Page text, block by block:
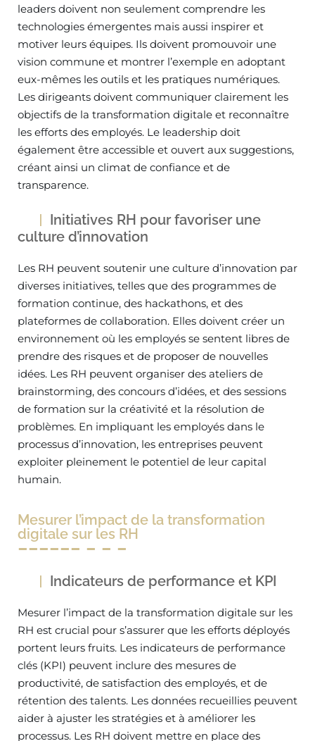
leaders doivent non seulement comprendre les
technologies émergentes mais aussi inspirer et
motiver leurs équipes. Ils doivent promouvoir une
vision commune et montrer l’exemple en adoptant
eux-mêmes les outils et les pratiques numériques.
Les dirigeants doivent communiquer clairement les
objectifs de la transformation digitale et reconnaître
les efforts des employés. Le leadership doit
également être accessible et ouvert aux suggestions,
créant ainsi un climat de confiance et de
transparence.
Initiatives RH pour favoriser une
culture d’innovation
Les RH peuvent soutenir une culture d’innovation par
diverses initiatives, telles que des programmes de
formation continue, des hackathons, et des
plateformes de collaboration. Elles doivent créer un
environnement où les employés se sentent libres de
prendre des risques et de proposer de nouvelles
idées. Les RH peuvent organiser des ateliers de
brainstorming, des concours d’idées, et des sessions
de formation sur la créativité et la résolution de
problèmes. En impliquant les employés dans le
processus d’innovation, les entreprises peuvent
exploiter pleinement le potentiel de leur capital
humain.
Mesurer l’impact de la transformation
digitale sur les RH
Indicateurs de performance et KPI
Mesurer l’impact de la transformation digitale sur les
RH est crucial pour s’assurer que les efforts déployés
portent leurs fruits. Les indicateurs de performance
clés (KPI) peuvent inclure des mesures de
productivité, de satisfaction des employés, et de
rétention des talents. Les données recueillies peuvent
aider à ajuster les stratégies et à améliorer les
processus. Les RH doivent mettre en place des